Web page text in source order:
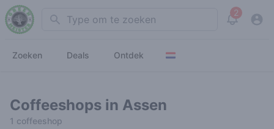
Search 2
View
Zoeken Deals Ontdek
Coffeeshops in Assen
1 coffeeshop